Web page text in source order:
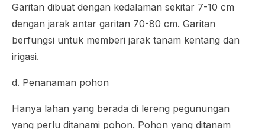
Garitan dibuat dengan kedalaman sekitar 7-10 cm
dengan jarak antar garitan 70-80 cm. Garitan
berfungsi untuk memberi jarak tanam kentang dan
irigasi.
d. Penanaman pohon
Hanya lahan yang berada di lereng pegunungan
yang perlu ditanami pohon. Pohon yang ditanam